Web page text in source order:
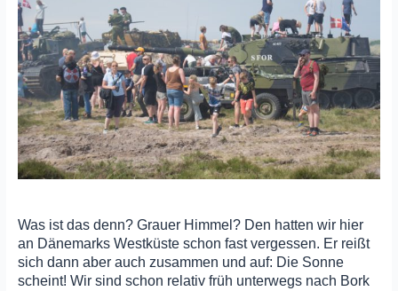
Was ist das denn? Grauer Himmel? Den hatten wir hier
an Dänemarks Westküste schon fast vergessen. Er reißt
sich dann aber auch zusammen und auf: Die Sonne
scheint! Wir sind schon relativ früh unterwegs nach Bork